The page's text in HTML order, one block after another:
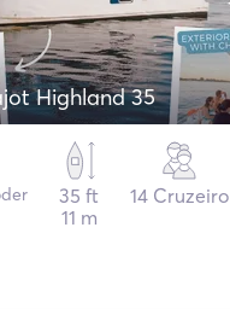
Highland 35
35 ft
11 m
14 Cruzeiro